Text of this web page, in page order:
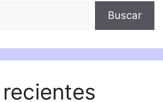
Buscar